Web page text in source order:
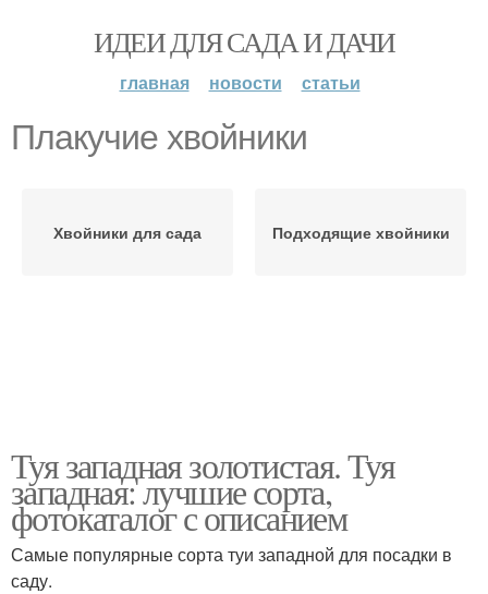
ИДЕИ ДЛЯ САДА И ДАЧИ
главная новости статьи
Плакучие хвойники
Хвойники для сада Подходящие хвойники
Туя западная золотистая. Туя
западная: лучшие сорта,
фотокаталог с описанием
Самые популярные сорта туи западной для посадки в
саду.